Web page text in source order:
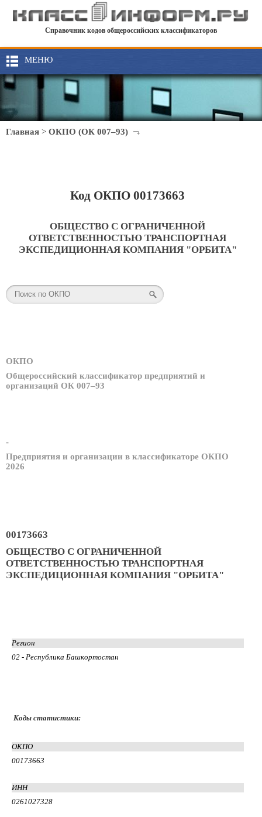
Справочник кодов общероссийских классификаторов
МЕНЮ
Главная > ОКПО (ОК 007–93)
Код ОКПО 00173663
ОБЩЕСТВО С ОГРАНИЧЕННОЙ
ОТВЕТСТВЕННОСТЬЮ ТРАНСПОРТНАЯ
ЭКСПЕДИЦИОННАЯ КОМПАНИЯ "ОРБИТА"
ОКПО
Общероссийский классификатор предприятий и
организаций ОК 007–93
-
Предприятия и организации в классификаторе ОКПО
2026
00173663
ОБЩЕСТВО С ОГРАНИЧЕННОЙ
ОТВЕТСТВЕННОСТЬЮ ТРАНСПОРТНАЯ
ЭКСПЕДИЦИОННАЯ КОМПАНИЯ "ОРБИТА"
Регион
02 - Республика Башкортостан
Коды статистики:
ОКПО
00173663
ИНН
0261027328